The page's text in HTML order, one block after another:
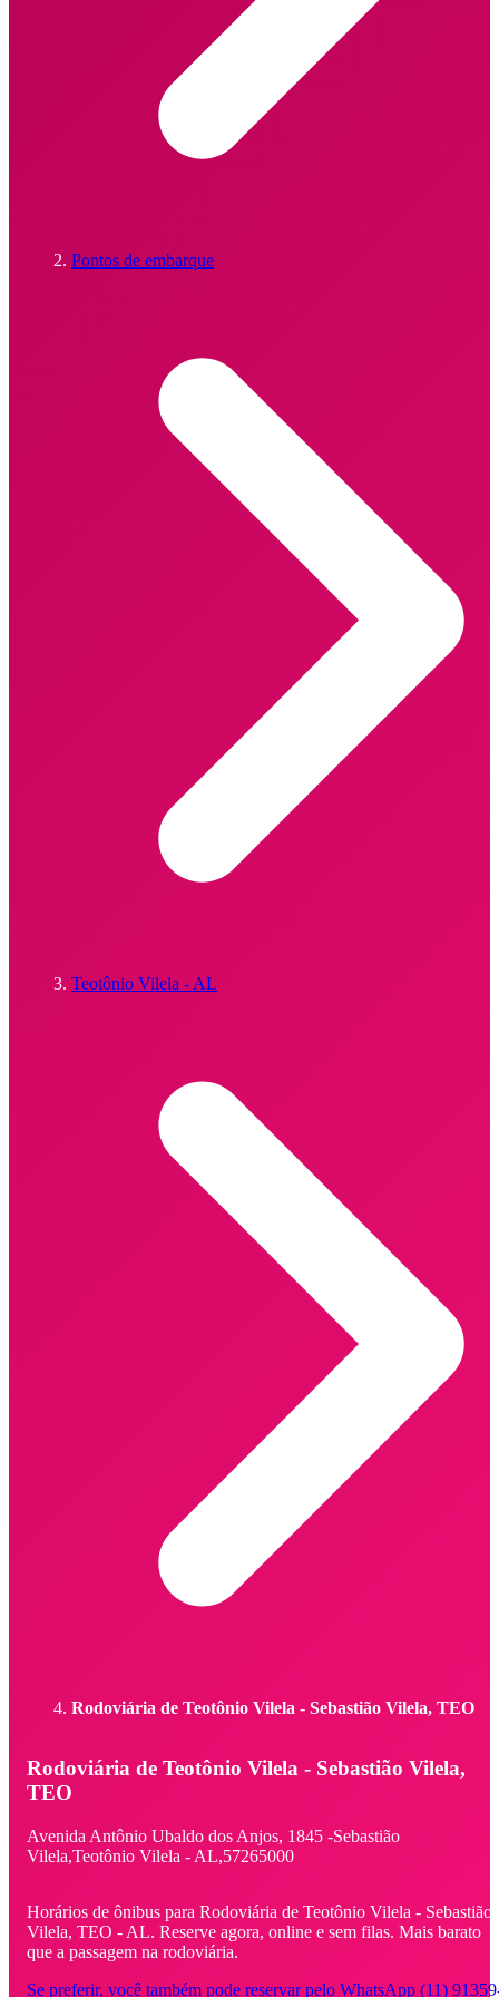
Pontos de embarque
Teotônio Vilela - AL
Rodoviária de Teotônio Vilela - Sebastião Vilela, TEO
Rodoviária de Teotônio Vilela - Sebastião Vilela,
TEO
Avenida Antônio Ubaldo dos Anjos, 1845 -Sebastião
Vilela,Teotônio Vilela - AL,57265000
Horários de ônibus para Rodoviária de Teotônio Vilela - Sebastião
Vilela, TEO - AL. Reserve agora, online e sem filas. Mais barato
que a passagem na rodoviária.
Se preferir, você também pode reservar pelo WhatsApp (11)